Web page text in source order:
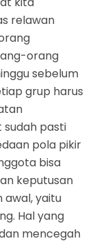
relawan
orang
sebelum
grup harus
sudah pasti
pola pikir
bisa
keputusan
awal, yaitu
Hal yang
mencegah